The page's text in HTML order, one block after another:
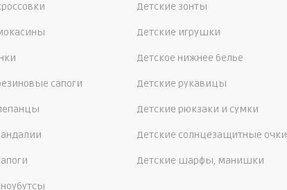
сапоги
Детские зонты
Детские игрушки
Детское нижнее белье
Детские рукавицы
Детские рюкзаки и сумки
Детские солнцезащитные очки
Детские шарфы, манишки